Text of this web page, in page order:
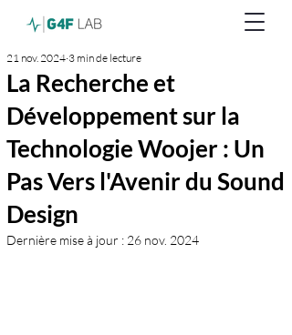
La Recherche et
Développement sur la
Technologie Woojer : Un
Pas Vers l'Avenir du Sound
Design
21 nov. 2024 3 min de lecture
Dernière mise à jour : 26 nov. 2024